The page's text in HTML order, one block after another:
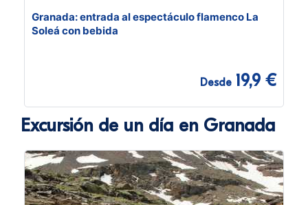
Granada: entrada al espectáculo flamenco La
Soleá con bebida
Desde 19,9 €
Excursión de un día en Granada